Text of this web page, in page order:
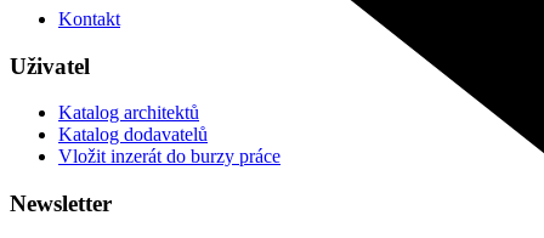
Kontakt
Uživatel
Katalog architektů
Katalog dodavatelů
Vložit inzerát do burzy práce
Newsletter